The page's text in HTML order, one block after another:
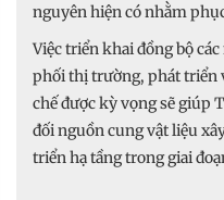
nguyên hiện có nhằm
Việc triển khai đồng bộ
phối thị trường, phát triển
chế được kỳ vọng sẽ giúp
đối nguồn cung vật liệu
triển hạ tầng trong giai